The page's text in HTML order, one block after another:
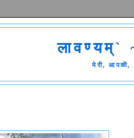
लावण्यम्`
मेरी, आपकी,